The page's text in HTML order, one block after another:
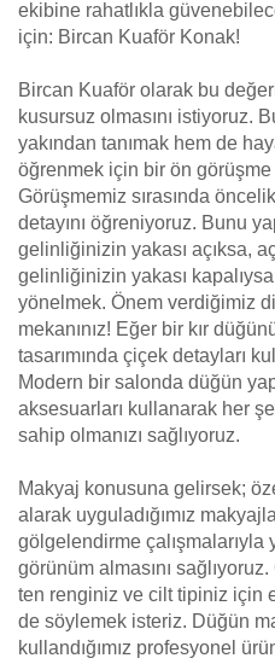
ekibine rahatlıkla
için: Bircan Kuaför Konak!
Bircan Kuaför olarak bu
kusursuz olmasını istiyoruz.
yakından tanımak hem de
öğrenmek için bir ön
Görüşmemiz sırasında
detayını öğreniyoruz. Bunu
gelinliğinizin yakası açıksa,
gelinliğinizin yakası
yönelmek. Önem verdiğimiz
mekanınız! Eğer bir kır
tasarımında çiçek detayları
Modern bir salonda düğün
aksesuarları kullanarak her
sahip olmanızı sağlıyoruz.
Makyaj konusuna gelirsek;
alarak uyguladığımız
gölgelendirme
görünüm almasını
ten renginiz ve cilt tipiniz için
de söylemek isteriz. Düğün
kullandığımız profesyonel